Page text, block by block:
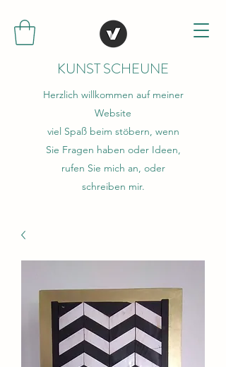
KUNST SCHEUNE
Herzlich willkommen auf meiner
Website
viel Spaß beim stöbern, wenn
Sie Fragen haben oder Ideen,
rufen Sie mich an, oder
schreiben mir.